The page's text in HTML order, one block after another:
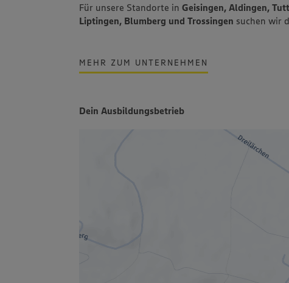
Für unsere Standorte inGeisingen, Aldingen,
Liptingen, Blumberg und Trossingen suchen wir
MEHR ZUM UNTERNEHMEN
Dein Ausbildungsbetrieb